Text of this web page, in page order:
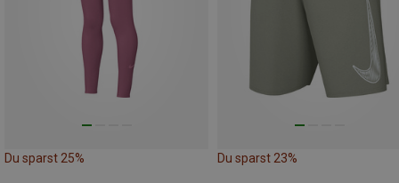
Du sparst 25% Du sparst 23%